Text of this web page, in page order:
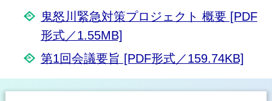
鬼怒川緊急対策プロジェクト 概要 [PDF
形式／1.55MB]
第1回会議要旨 [PDF形式／159.74KB]